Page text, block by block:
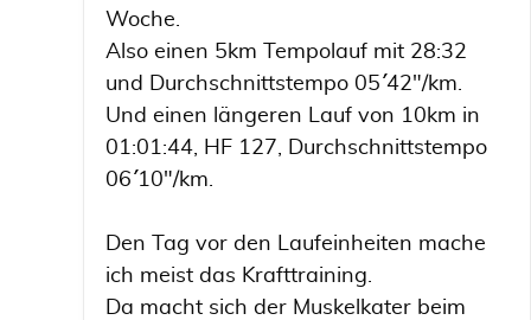
Woche.
Also einen 5km Tempolauf mit 28:32
und Durchschnittstempo 05´´ 42"/km.
Und einen längeren Lauf von 10km in
01:01:44, HF 127, Durchschnittstempo
06´´ 10"/km.
Den Tag vor den Laufeinheiten mache
ich meist das Krafttraining.
Da macht sich der Muskelkater beim